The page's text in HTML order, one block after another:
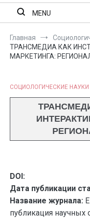
MENU
Главная
ТРАНСМЕДИА КАК
МАРКЕТИНГА:
СОЦИОЛОГИЧЕСКИЕ НАУКИ
DOI:
Дата публикации
Название журнала:
публикация научных